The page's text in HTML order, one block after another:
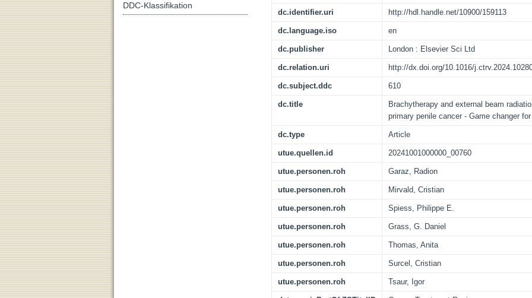
dc.identifier.uri http://hdl.handle.net/10900/159113
dc.language.iso en
dc.publisher London : Elsevier Sci Ltd
dc.relation.uri http://dx.doi.org/10.1016/
dc.subject.ddc 610
dc.title
Brachytherapy and external beam
primary penile cancer - Game changer
dc.type Article
utue.quellen.id 20241001000000_00760
utue.personen.roh Garaz, Radion
utue.personen.roh Mirvald, Cristian
utue.personen.roh Spiess, Philippe E.
utue.personen.roh Grass, G. Daniel
utue.personen.roh Thomas, Anita
utue.personen.roh Surcel, Cristian
utue.personen.roh Tsaur, Igor
DDC-Klassifikation